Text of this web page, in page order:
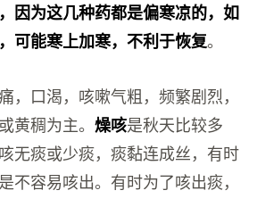
因为这几种药都是偏寒凉的，如
可能寒上加寒，不利于恢复。
，口渴，咳嗽气粗，频繁剧烈，
黄稠为主。燥咳是秋天比较多
无痰或少痰，痰黏连成丝，有时
不容易咳出。有时为了咳出痰，